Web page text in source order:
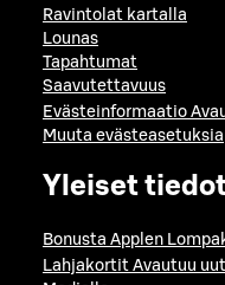
Ravintolat kartalla
Lounas
Tapahtumat
Saavutettavuus
Evästeinformaatio
Muuta evästeasetuksia
Yleiset
Bonusta Applen
Lahjakortit Avautuu